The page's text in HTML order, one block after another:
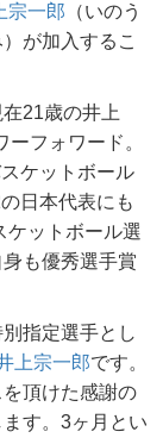
宗一郎 （いのう
）が加入するこ
21歳の井上
フォワード。
ケットボール
日本代表にも
ケットボール選
も優秀選手賞
指定選手とし
上宗一郎です。
頂けた感謝の
す。3ヶ月とい